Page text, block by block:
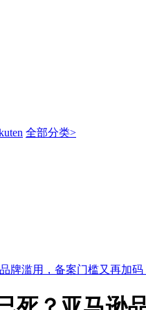
全部分类>
牌滥用，备案门槛又再加码